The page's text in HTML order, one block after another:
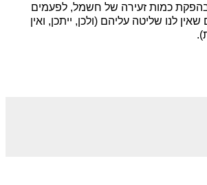
כמות זעירה של חשמל, לפעמים
שאין לנו שליטה עליהם (ולכן, ייתכן, ואין